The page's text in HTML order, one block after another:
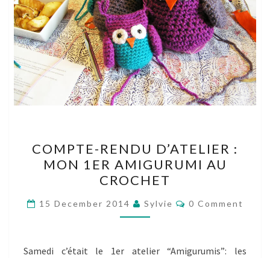
RENDU
D’ATELIER
:
MON
1ER
AU
COMPTE-RENDU D’ATELIER :
MON 1ER AMIGURUMI AU
CROCHET
15 December 2014 Sylvie Comments
0 Comment
Samedi c’était le 1er atelier “Amigurumis”: les